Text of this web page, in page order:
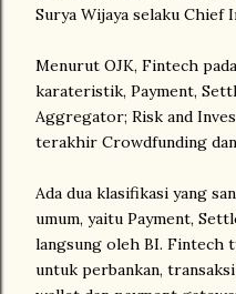
Surya Wijaya selaku
Menurut OJK, Fintech
karateristik, Payment,
Aggregator; Risk and
terakhir Crowdfunding
Ada dua klasifikasi yang
umum, yaitu Payment,
langsung oleh BI. Fintech
untuk perbankan,